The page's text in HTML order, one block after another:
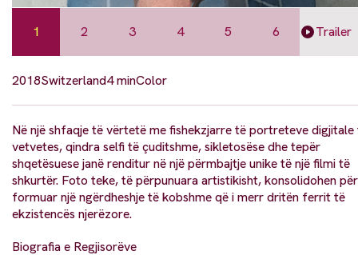
1 2 3 4 5 6 Trailer
2018Switzerland4 minColor
Në një shfaqje të vërtetë me fishekzjarre të portreteve digjitale
vetvetes, qindra selfi të çuditshme, sikletosëse dhe tepër
shqetësuese janë renditur në një përmbajtje unike të një filmi të
shkurtër. Foto teke, të përpunuara artistikisht, konsolidohen
formuar një ngërdheshje të kobshme që i merr dritën ferrit të
ekzistencës njerëzore.
Biografia e Regjisorëve